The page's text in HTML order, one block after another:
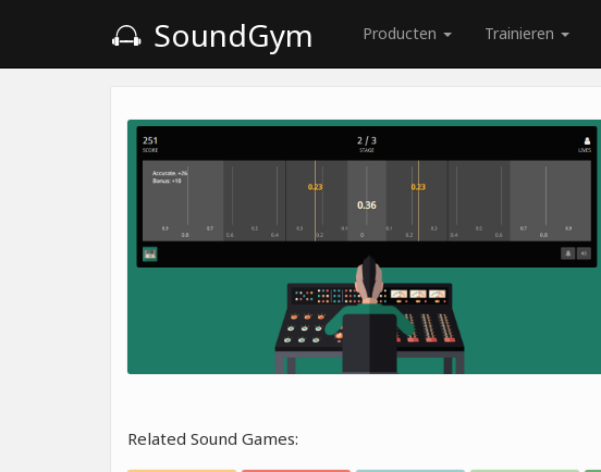
SoundGym Producten Trainieren
Related Sound Games: